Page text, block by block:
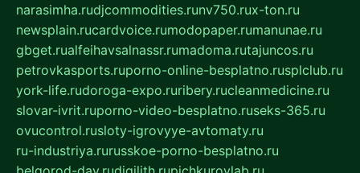
narasimha.rudjcommodities.runv750.rux-ton.ru
newsplain.rucardvoice.rumodopaper.rumanunae.ru
gbget.rualfeihavsalnassr.rumadoma.rutajuncos.ru
petrovkasports.ruporno-online-besplatno.rusplclub.ru
york-life.rudoroga-expo.ruribery.rucleanmedicine.ru
slovar-ivrit.ruporno-video-besplatno.ruseks-365.ru
ovucontrol.rusloty-igrovyye-avtomaty.ru
ru-industriya.rurusskoe-porno-besplatno.ru